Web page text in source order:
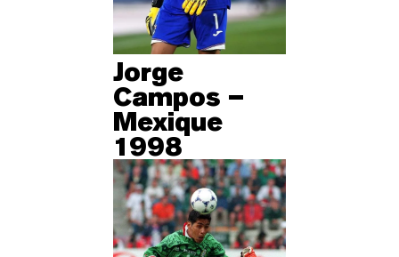
Jorge
Campos –
Mexique
1998